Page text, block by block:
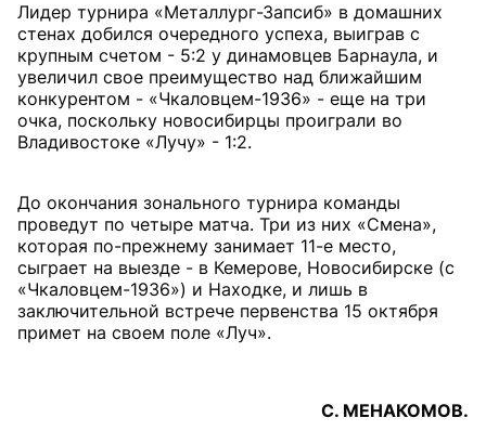
Лидер турнира «Металлург-Запсиб» в домашних
стенах добился очередного успеха, выиграв с
крупным счетом - 5:2 у динамовцев Барнаула, и
увеличил свое преимущество над ближайшим
конкурентом - «Чкаловцем-1936» - еще на три
очка, поскольку новосибирцы проиграли во
Владивостоке «Лучу» - 1:2.
До окончания зонального турнира команды
проведут по четыре матча. Три из них «Смена»,
которая по-прежнему занимает 11-е место,
сыграет на выезде - в Кемерове, Новосибирске (с
«Чкаловцем-1936») и Находке, и лишь в
заключительной встрече первенства 15 октября
примет на своем поле «Луч».
С. МЕНАКОМОВ.